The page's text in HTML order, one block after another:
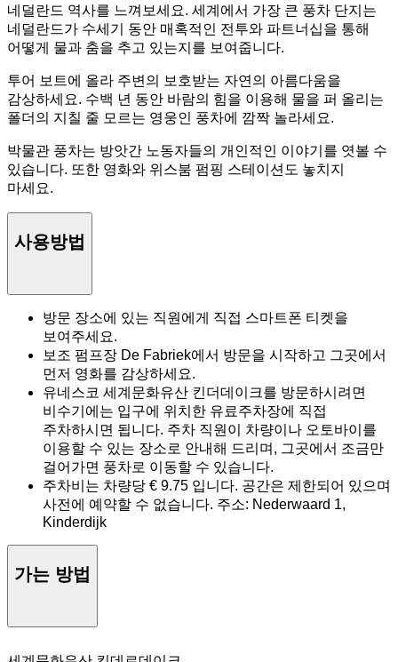
네덜란드 역사를 느껴보세요. 세계에서 가장 큰 풍차 단지는
네덜란드가 수세기 동안 매혹적인 전투와 파트너십을 통해
어떻게 물과 춤을 추고 있는지를 보여줍니다.
투어 보트에 올라 주변의 보호받는 자연의 아름다움을
감상하세요. 수백 년 동안 바람의 힘을 이용해 물을 퍼 올리는
폴더의 지칠 줄 모르는 영웅인 풍차에 깜짝 놀라세요.
박물관 풍차는 방앗간 노동자들의 개인적인 이야기를 엿볼 수
있습니다. 또한 영화와 위스붐 펌핑 스테이션도 놓치지
마세요.
사용방법
방문 장소에 있는 직원에게 직접 스마트폰 티켓을
보여주세요.
보조 펌프장 De Fabriek에서 방문을 시작하고 그곳에서
먼저 영화를 감상하세요.
유네스코 세계문화유산 킨더데이크를 방문하시려면
비수기에는 입구에 위치한 유료주차장에 직접
주차하시면 됩니다. 주차 직원이 차량이나 오토바이를
이용할 수 있는 장소로 안내해 드리며, 그곳에서 조금만
걸어가면 풍차로 이동할 수 있습니다.
주차비는 차량당 € 9.75 입니다. 공간은 제한되어 있으며
사전에 예약할 수 없습니다. 주소: Nederwaard 1,
Kinderdijk
가는 방법